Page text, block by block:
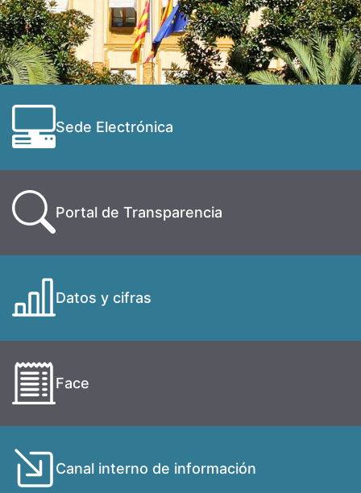
Sede Electrónica
Portal de Transparencia
Datos y cifras
Face
Canal interno de información